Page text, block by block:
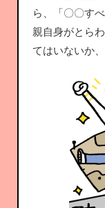
ら、「〇〇す
親自身がとら
てはいないか